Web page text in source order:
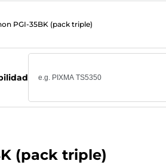
PGI-35BK (pack triple)
(pack triple)